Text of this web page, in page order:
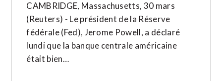
CAMBRIDGE, Massachusetts, 30 mars
(Reuters) - Le président de la Réserve
fédérale (Fed), Jerome Powell, a déclaré
lundi que la banque centrale américaine
était bien…